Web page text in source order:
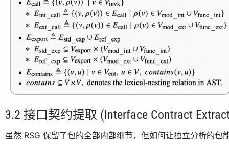
3.2 接口契约提取 (Interface Contract
虽然 RSG 保留了包的全部内部细节，但如何让独立分析的包